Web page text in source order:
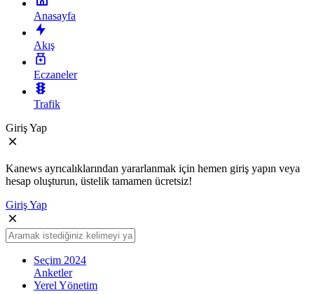
Anasayfa
Akış
Eczaneler
Trafik
Giriş Yap
Kanews ayrıcalıklarından yararlanmak için hemen giriş yapın veya
hesap oluşturun, üstelik tamamen ücretsiz!
Giriş Yap
Seçim 2024
Anketler
Yerel Yönetim